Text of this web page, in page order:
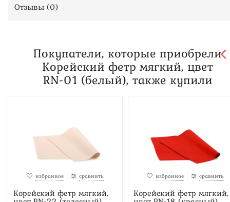
Отзывы (0)
Покупатели, которые приобрели
Корейский фетр мягкий, цвет
RN-01 (белый), также купили
избранное сравнить
Корейский фетр мягкий,
избранное сравнить
Корейский фетр мягкий,